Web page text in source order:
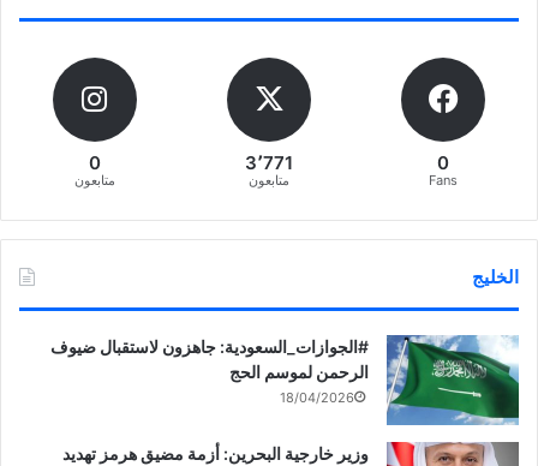
0
Fans
3٬771
متابعون
0
متابعون
الخليج
‏‎#الجوازات_السعودية: جاهزون لاستقبال ضيوف
الرحمن لموسم الحج
18/04/2026
وزير خارجية البحرين: أزمة مضيق هرمز تهديد